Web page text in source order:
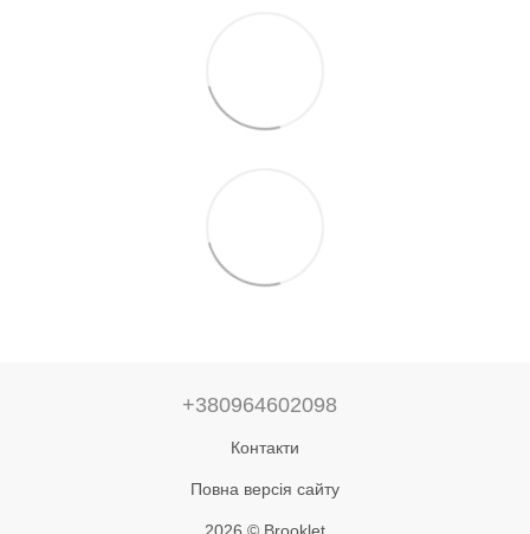
+380964602098
Контакти
Повна версія сайту
2026 © Brooklet